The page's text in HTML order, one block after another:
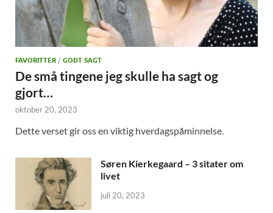
FAVORITTER / GODT SAGT
De små tingene jeg skulle ha sagt og
gjort…
oktober 20, 2023
Dette verset gir oss en viktig hverdagspåminnelse.
Søren Kierkegaard – 3 sitater om
livet
juli 20, 2023